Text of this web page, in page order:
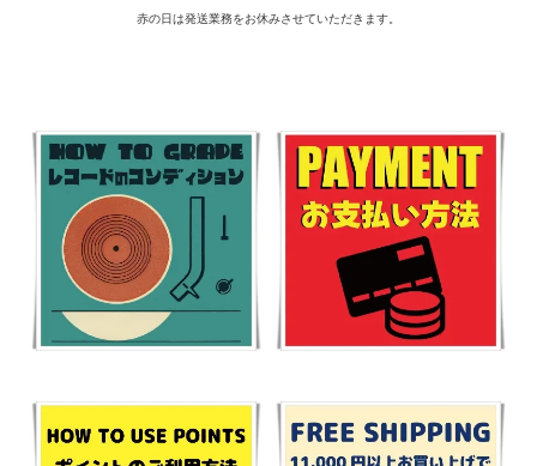
赤の日は発送業務をお休みさせていただきます。